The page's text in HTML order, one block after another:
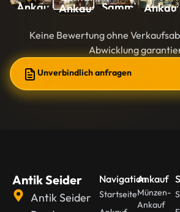
Ankauf Ankauf Sammlungen-
Keine Bewertung ohne
Abwicklung
Unverbindlich anfragen
Antik Seider
Antik Seider
Navigation
Startseite
Ankauf
Münzen-
Ankauf